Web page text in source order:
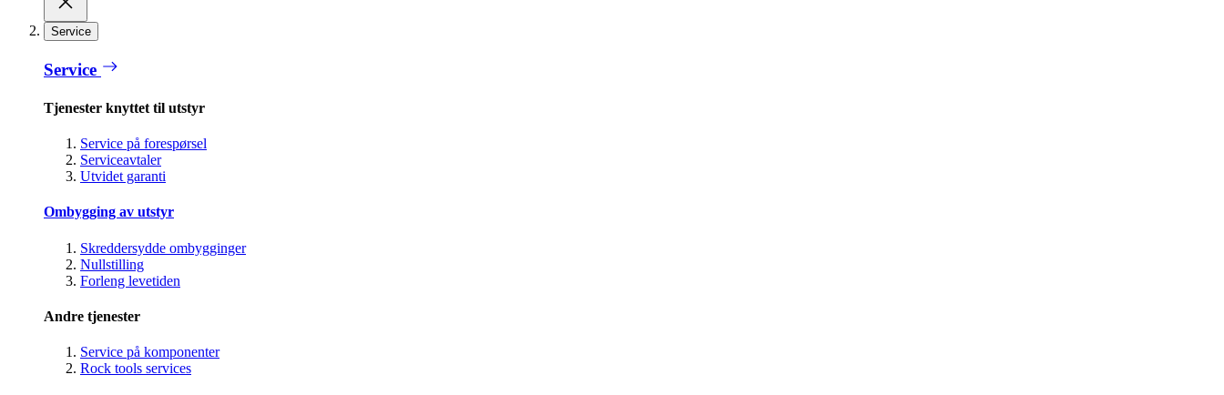
Service
Service
Tjenester knyttet til utstyr
Service på forespørsel
Serviceavtaler
Utvidet garanti
Ombygging av utstyr
Skreddersydde ombygginger
Nullstilling
Forleng levetiden
Andre tjenester
Service på komponenter
Rock tools services